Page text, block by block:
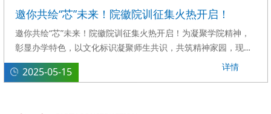
平学术会议。会议聚焦集成电路与系统领域的前沿技术和发展趋
势，旨在为全球该领域的研究人员、工程师和行业专家提供一个
高水平学术交流与合作平台。...
邀你共绘“芯”未来！院徽院训征集火热开启！
邀你共绘“芯”未来！院徽院训征集火热开启！为凝聚学院精神，
彰显办学特色，以文化标识凝聚师生共识，共筑精神家园，现面
向校内外公开征集院徽、院训、微信推文首图及尾图设计，助力
学院启航“芯”征程！@学院简介 聚焦“中国芯”，培育“芯”人才
2025-05-15 详情